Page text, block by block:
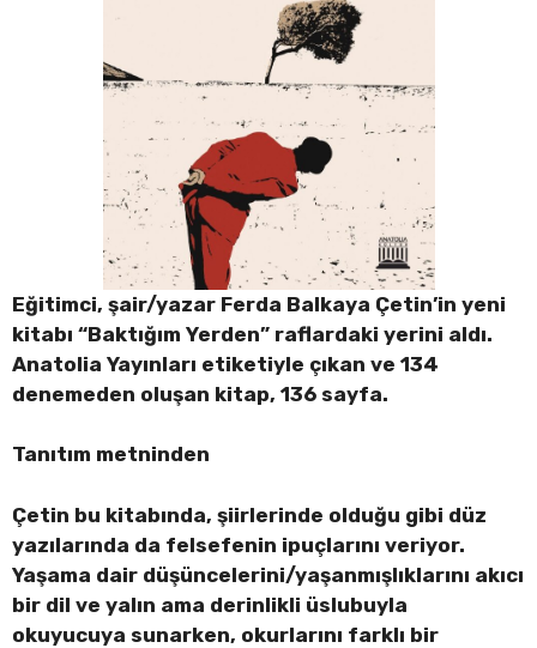
Eğitimci, şair/yazar Ferda Balkaya Çetin’in yeni
kitabı “Baktığım Yerden” raflardaki yerini aldı.
Anatolia Yayınları etiketiyle çıkan ve 134
denemeden oluşan kitap, 136 sayfa.
Tanıtım metninden
Çetin bu kitabında, şiirlerinde olduğu gibi düz
yazılarında da felsefenin ipuçlarını veriyor.
Yaşama dair düşüncelerini/yaşanmışlıklarını akıcı
bir dil ve yalın ama derinlikli üslubuyla
okuyucuya sunarken, okurlarını farklı bir